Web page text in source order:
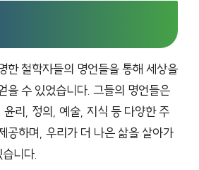
한 철학자들의 명언들을 통해 세상을
을 수 있었습니다. 그들의 명언들은
리, 정의, 예술, 지식 등 다양한 주
공하며, 우리가 더 나은 삶을 살아가
니다.